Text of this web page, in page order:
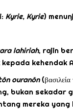
Kyrie, Kyrie)
lahiriah, rajin
kehendak
ōn ouranōn
bukan sekadar
mereka